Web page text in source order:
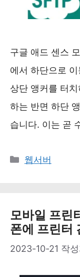
구글 애드 센스
에서 하단으로
상단 앵커를 터
하는 반면 하단
습니다. 이는 곧
카
웹서버
모바일 프린
폰에 프린터
2023-10-21 작